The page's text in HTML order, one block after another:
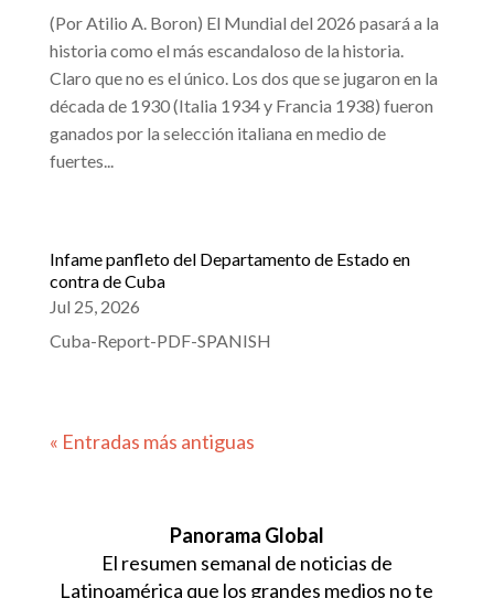
(Por Atilio A. Boron) El Mundial del 2026 pasará a la
historia como el más escandaloso de la historia.
Claro que no es el único. Los dos que se jugaron en la
década de 1930 (Italia 1934 y Francia 1938) fueron
ganados por la selección italiana en medio de
fuertes...
Infame panfleto del Departamento de Estado en
contra de Cuba
Jul 25, 2026
Cuba-Report-PDF-SPANISH
« Entradas más antiguas
Panorama Global
El resumen semanal de noticias de
Latinoamérica que los grandes medios no te